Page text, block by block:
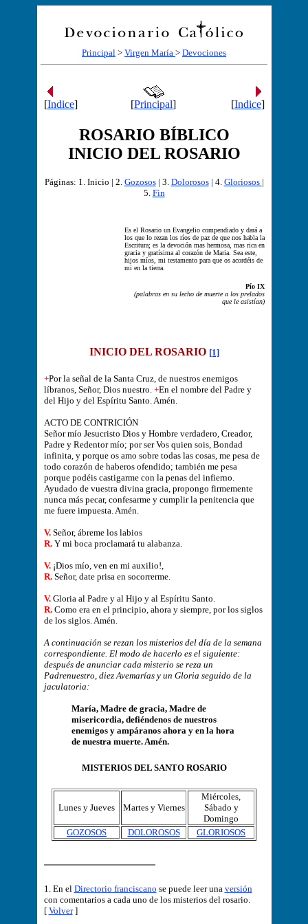
Principal > Virgen María > Devociones
[Indice] [Principal] [Indice]
ROSARIO BÍBLICO
INICIO DEL ROSARIO
Páginas: 1. Inicio | 2. Gozosos| 3. Dolorosos| 4. Gloriosos |
5. Fin
Es el Rosario un Evangelio compendiado y dará a
los que lo rezan los ríos de paz de que nos habla la
Escritura; es la devoción mas hermosa, mas rica en
gracia y gratísima al corazón de Maria. Sea este,
hijos míos, mi testamento para que os acordéis de
mi en la tierra.
Pío IX
(palabras en su lecho de muerte a los prelados
que le asistían)
INICIO DEL ROSARIO [1]
+Por la señal de la Santa Cruz, de nuestros enemigos
líbranos, Señor, Dios nuestro. +En el nombre del Padre y
del Hijo y del Espíritu Santo. Amén.
ACTO DE CONTRICIÓN
Señor mío Jesucristo Dios y Hombre verdadero, Creador,
Padre y Redentor mío; por ser Vos quien sois, Bondad
infinita, y porque os amo sobre todas las cosas, me pesa de
todo corazón de haberos ofendido; también me pesa
porque podéis castigarme con la penas del infierno.
Ayudado de vuestra divina gracia, propongo firmemente
nunca más pecar, confesarme y cumplir la penitencia que
me fuere impuesta. Amén.
V.Señor, ábreme los labios
R.Y mi boca proclamará tu alabanza.
V. ¡Dios mío, ven en mi auxilio!,
R.Señor, date prisa en socorrerme.
V.Gloria al Padre y al Hijo y al Espíritu Santo.
R.Como era en el principio, ahora y siempre, por los siglos
de los siglos. Amén.
A continuación se rezan los misterios del día de la semana
correspondiente. El modo de hacerlo es el siguiente:
después de anunciar cada misterio se reza un
Padrenuestro, diez Avemarías y un Gloria seguido de la
jaculatoria:
María, Madre de gracia, Madre de
misericordia, defiéndenos de nuestros
enemigos y ampáranos ahora y en la hora
de nuestra muerte. Amén.
MISTERIOS DEL SANTO ROSARIO
Lunes y Jueves Martes y Viernes
Miércoles,
Sábado y
Domingo
GOZOSOS
DOLOROSOS GLORIOSOS
1. En el Directorio franciscano se puede leer una versión
con comentarios a cada uno de los misterios del rosario.
[ Volver]